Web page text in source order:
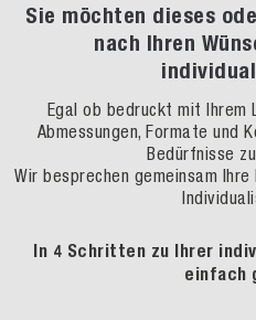
Sie möchten dieses
nach Ihren
Egal ob bedruckt mit Ihrem
Abmessungen, Formate und
Bedürfnisse
Wir besprechen gemeinsam
In 4 Schritten zu Ihrer
einfach